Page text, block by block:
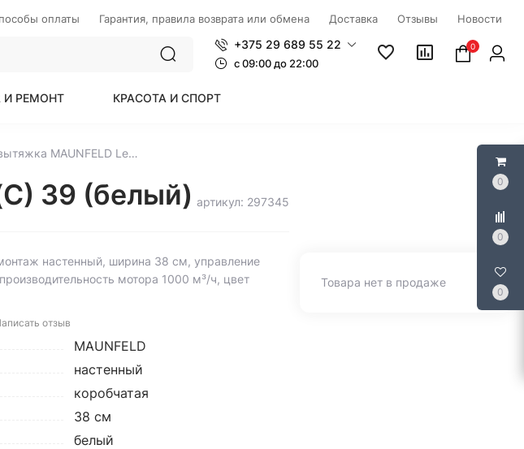
0
0
0
оплаты Гарантия, правила возврата или обмена Доставка Отзывы Новости
+375 29 689 55 22
c 09:00 до 22:00
0
И РЕМОНТ КРАСОТА И СПОРТ
Кухонная вытяжка MAUNFELD Lee Side (C) 39 (белый)
39 (белый) артикул: 297345
настенный, ширина 38 см, управление
мотора 1000 м³/ч, цвет
отзыв
MAUNFELD
настенный
коробчатая
38 см
белый
Товара нет в продаже